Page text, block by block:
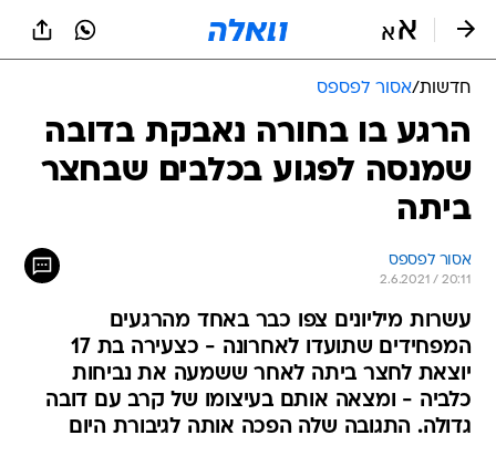
חדשות/אסור לפספס
הרגע בו בחורה נאבקת בדובה
שמנסה לפגוע בכלבים שבחצר
ביתה
אסור לפספס
2.6.2021 / 20:11
עשרות מיליונים צפו כבר באחד מהרגעים
המפחידים שתועדו לאחרונה - כצעירה בת 17
יוצאת לחצר ביתה לאחר ששמעה את נביחות
כלביה - ומצאה אותם בעיצומו של קרב עם דובה
גדולה. התגובה שלה הפכה אותה לגיבורת היום